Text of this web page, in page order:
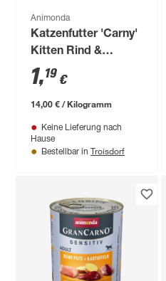
Animonda
Katzenfutter 'Carny'
Kitten Rind &
Geflügel 85 g
1,19 €
14,00 € / Kilogramm
Keine Lieferung nach
Hause
Bestellbar in Troisdorf